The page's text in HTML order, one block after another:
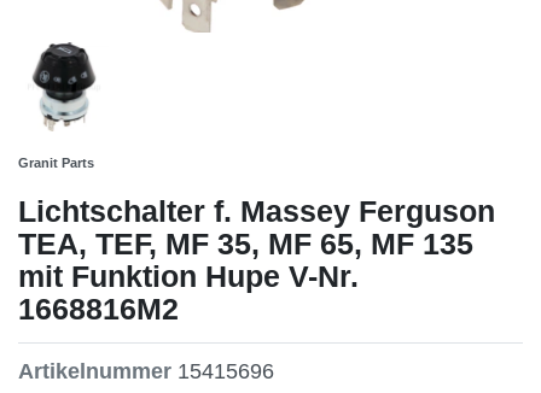
Granit Parts
Lichtschalter f. Massey Ferguson
TEA, TEF, MF 35, MF 65, MF 135
mit Funktion Hupe V-Nr.
1668816M2
Artikelnummer 15415696